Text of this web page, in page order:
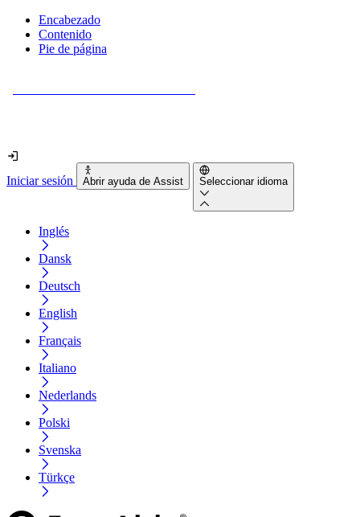
Encabezado
Contenido
Pie de página
Iniciar sesión Abrir ayuda de Assist Seleccionar idioma
Inglés
Dansk
Deutsch
English
Français
Italiano
Nederlands
Polski
Svenska
Türkçe